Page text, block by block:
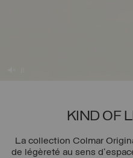
KIND OF
La collection Colmar
de légèreté au sens